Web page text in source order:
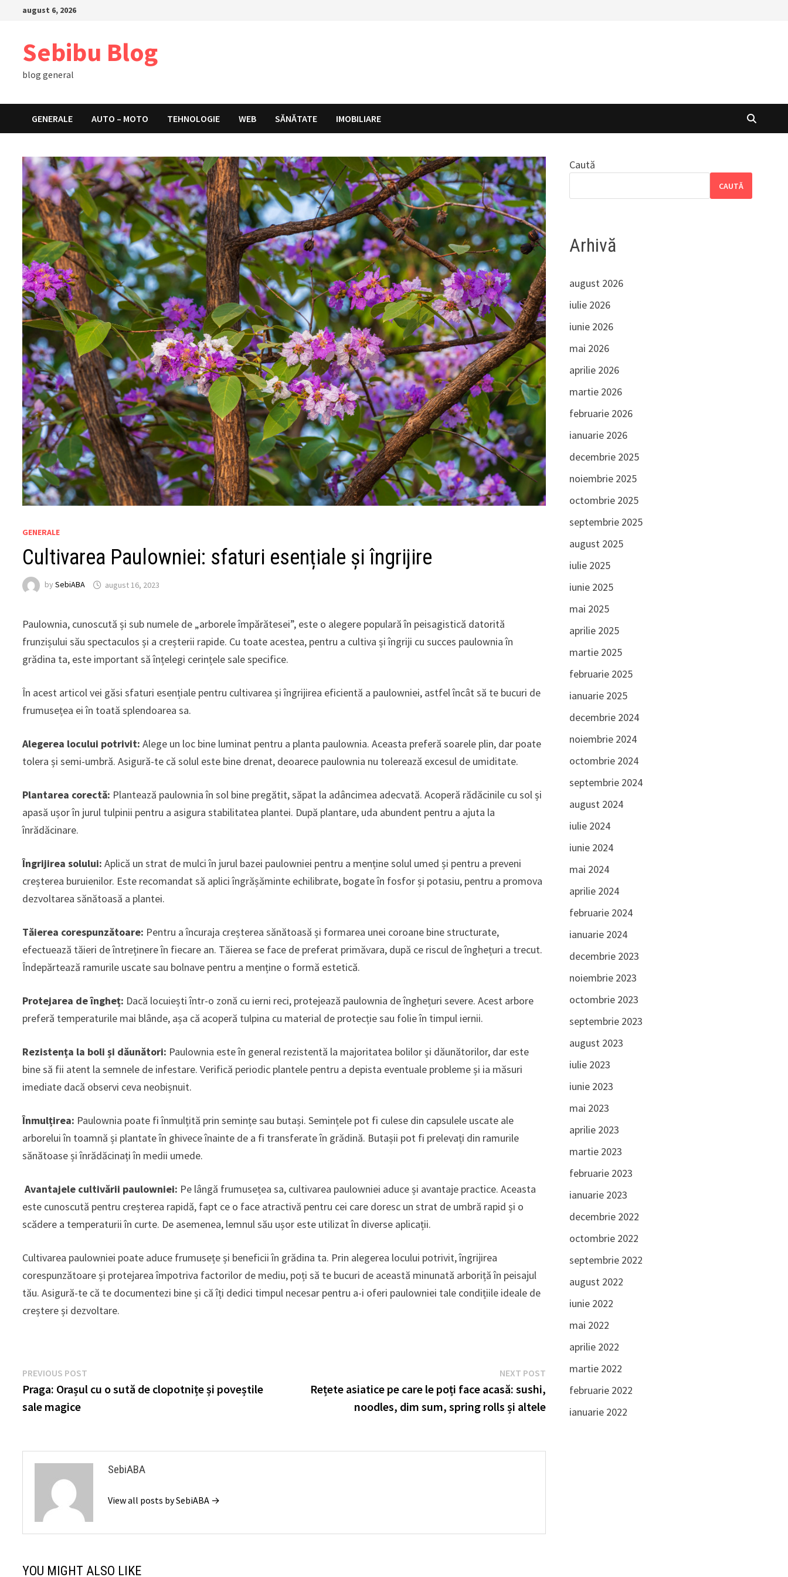
august 6, 2026
Sebibu Blog
blog general
GENERALE AUTO – MOTO TEHNOLOGIE WEB SĂNĂTATE IMOBILIARE
GENERALE
Cultivarea Paulowniei: sfaturi esențiale și îngrijire
bySebiABA august 16, 2023
Paulownia, cunoscută și sub numele de „arborele împărătesei”, este o alegere populară în peisagistică datorită
frunzișului său spectaculos și a creșterii rapide. Cu toate acestea, pentru a cultiva și îngriji cu succes paulownia în
grădina ta, este important să înțelegi cerințele sale specifice.
În acest articol vei găsi sfaturi esențiale pentru cultivarea și îngrijirea eficientă a paulowniei, astfel încât să te bucuri de
frumusețea ei în toată splendoarea sa.
Alegerea locului potrivit:Alege un loc bine luminat pentru a planta paulownia. Aceasta preferă soarele plin, dar poate
tolera și semi-umbră. Asigură-te că solul este bine drenat, deoarece paulownia nu tolerează excesul de umiditate.
Plantarea corectă: Plantează paulownia în sol bine pregătit, săpat la adâncimea adecvată. Acoperă rădăcinile cu sol și
apasă ușor în jurul tulpinii pentru a asigura stabilitatea plantei. După plantare, uda abundent pentru a ajuta la
înrădăcinare.
Îngrijirea solului:Aplică un strat de mulci în jurul bazei paulowniei pentru a menține solul umed și pentru a preveni
creșterea buruienilor. Este recomandat să aplici îngrășăminte echilibrate, bogate în fosfor și potasiu, pentru a promova
dezvoltarea sănătoasă a plantei.
Tăierea corespunzătoare: Pentru a încuraja creșterea sănătoasă și formarea unei coroane bine structurate,
efectuează tăieri de întreținere în fiecare an. Tăierea se face de preferat primăvara, după ce riscul de înghețuri a trecut.
Îndepărtează ramurile uscate sau bolnave pentru a menține o formă estetică.
Protejarea de îngheț: Dacă locuiești într-o zonă cu ierni reci, protejează paulownia de înghețuri severe. Acest arbore
preferă temperaturile mai blânde, așa că acoperă tulpina cu material de protecție sau folie în timpul iernii.
Rezistența la boli și dăunători: Paulownia este în general rezistentă la majoritatea bolilor și dăunătorilor, dar este
bine să fii atent la semnele de infestare. Verifică periodic plantele pentru a depista eventuale probleme și ia măsuri
imediate dacă observi ceva neobișnuit.
Înmulțirea: Paulownia poate fi înmulțită prin semințe sau butași. Semințele pot fi culese din capsulele uscate ale
arborelui în toamnă și plantate în ghivece înainte de a fi transferate în grădină. Butașii pot fi prelevați din ramurile
sănătoase și înrădăcinați în medii umede.
Avantajele cultivării paulowniei: Pe lângă frumusețea sa, cultivarea paulowniei aduce și avantaje practice. Aceasta
este cunoscută pentru creșterea rapidă, fapt ce o face atractivă pentru cei care doresc un strat de umbră rapid și o
scădere a temperaturii în curte. De asemenea, lemnul său ușor este utilizat în diverse aplicații.
Cultivarea paulowniei poate aduce frumusețe și beneficii în grădina ta. Prin alegerea locului potrivit, îngrijirea
corespunzătoare și protejarea împotriva factorilor de mediu, poți să te bucuri de această minunată arboriță în peisajul
tău. Asigură-te că te documentezi bine și că îți dedici timpul necesar pentru a-i oferi paulowniei tale condițiile ideale de
creștere și dezvoltare.
Navigare
în
articole
PREVIOUS POST
post:
Praga: Orașul cu o sută de clopotnițe și poveștile
sale magice
NEXT POSTNext
Rețete asiatice pe care le poți face acasă: sushi,
noodles, dim sum, spring rolls și altele
SebiABA
View all posts by SebiABA →
YOU MIGHT ALSO LIKE
Caută
CAUTĂ
Arhivă
august 2026
iulie 2026
iunie 2026
mai 2026
aprilie 2026
martie 2026
februarie 2026
ianuarie 2026
decembrie 2025
noiembrie 2025
octombrie 2025
septembrie 2025
august 2025
iulie 2025
iunie 2025
mai 2025
aprilie 2025
martie 2025
februarie 2025
ianuarie 2025
decembrie 2024
noiembrie 2024
octombrie 2024
septembrie 2024
august 2024
iulie 2024
iunie 2024
mai 2024
aprilie 2024
februarie 2024
ianuarie 2024
decembrie 2023
noiembrie 2023
octombrie 2023
septembrie 2023
august 2023
iulie 2023
iunie 2023
mai 2023
aprilie 2023
martie 2023
februarie 2023
ianuarie 2023
decembrie 2022
octombrie 2022
septembrie 2022
august 2022
iunie 2022
mai 2022
aprilie 2022
martie 2022
februarie 2022
ianuarie 2022